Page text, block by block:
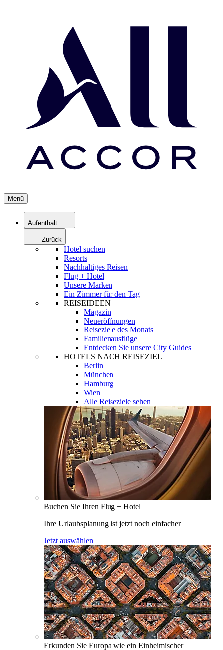
Menü
Aufenthalt
Zurück
Hotel suchen
Resorts
Nachhaltiges Reisen
Flug + Hotel
Unsere Marken
Ein Zimmer für den Tag
REISEIDEEN
Magazin
Neueröffnungen
Reiseziele des Monats
Familienausflüge
Entdecken Sie unsere City Guides
HOTELS NACH REISEZIEL
Berlin
München
Hamburg
Wien
Alle Reiseziele sehen
Buchen Sie Ihren Flug + Hotel
Ihre Urlaubsplanung ist jetzt noch einfacher
Jetzt auswählen
Erkunden Sie Europa wie ein Einheimischer